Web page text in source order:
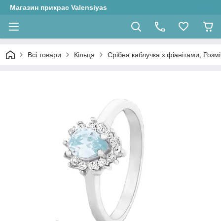
Магазин прикрас Valensiyas
Всі товари Кільця Срібна каблучка з фіанітами,